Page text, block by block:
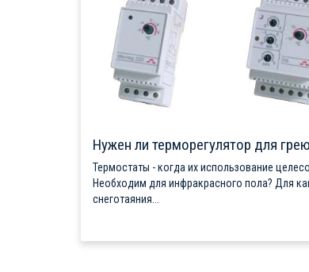
Нужен ли терморегулятор для
Термостаты - когда их использование
Необходим для инфракрасного пола? Для
снеготаяния...